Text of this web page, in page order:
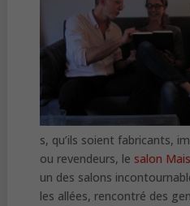
s, qu’ils soient fabricants,
ou revendeurs, le salon
un des salons
les allées, rencontré des